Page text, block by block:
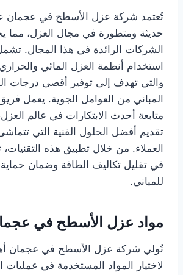
تُعتمد شركة عزل الأسطح في عجمان
حديثة ومتطورة في مجال العزل، مما
الشركات الرائدة في هذا المجال.
استخدام أنظمة العزل المائي والحراري
والتي تهدف إلى توفير أقصى درجات
المباني من العوامل الجوية. يعمل
متابعة أحدث الابتكارات في عالم
تقديم أفضل الحلول الفنية التي
العملاء. من خلال تطبيق هذه
في تقليل تكاليف الطاقة وضمان حماية
للمباني.
مواد عزل الأسطح في
تُولي شركة عزل الأسطح في عجمان
لاختيار المواد المستخدمة في عمليات